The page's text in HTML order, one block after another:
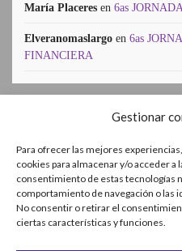
Gestionar
Para ofrecer las mejores
cookies para almacenar y/o acceder
consentimiento de estas tecnologías
comportamiento de navegación o las
No consentir o retirar el
ciertas características y funciones.
María Placeres en 6as
Elveranomaslargo en 6as
FINANCIERA
Enter your